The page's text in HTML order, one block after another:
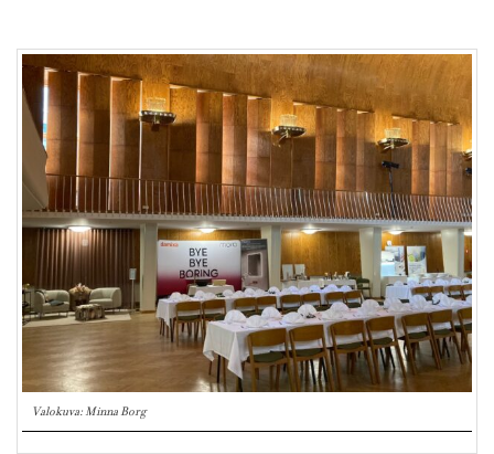
Valokuva: Minna Borg